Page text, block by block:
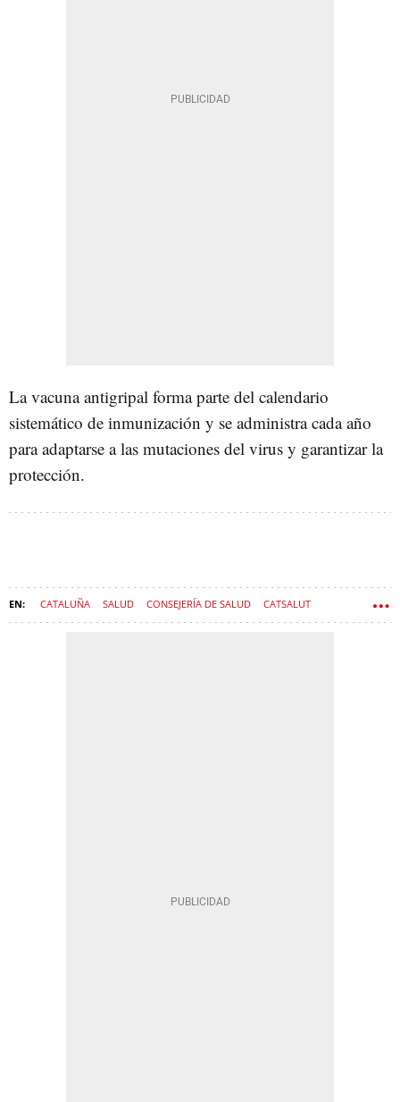
La vacuna antigripal forma parte del calendario
sistemático de inmunización y se administra cada año
para adaptarse a las mutaciones del virus y garantizar la
protección.
CATALUÑA SALUD CONSEJERÍA DE SALUD CATSALUT